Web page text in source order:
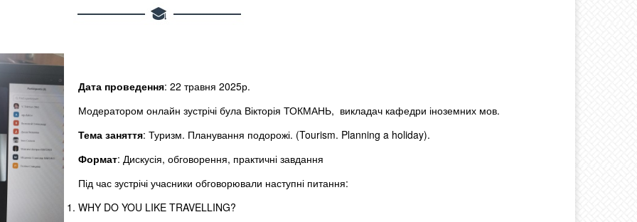
Дата проведення: 22 травня 2025р.
Модератором онлайн зустрічі була Вікторія ТОКМАНЬ, викладач кафедри іноземних мов.
Тема заняття: Туризм. Планування подорожі. (Tourism. Planning a holiday).
Формат: Дискусія, обговорення, практичні завдання
Під час зустрічі учасники обговорювали наступні питання:
WHY DO YOU LIKE TRAVELLING?